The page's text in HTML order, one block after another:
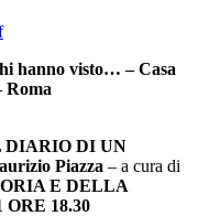
hanno visto… – Casa
Roma
DIARIO DI UN
Piazza – a cura di
E DELLA
18.30